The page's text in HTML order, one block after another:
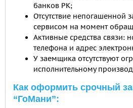
банков РК;
Отсутствие непогашенной
сервисом на момент
Активные средства связи:
телефона и адрес
У заемщика отсутствуют
исполнительному
Как оформить срочный
“ГоМани”: